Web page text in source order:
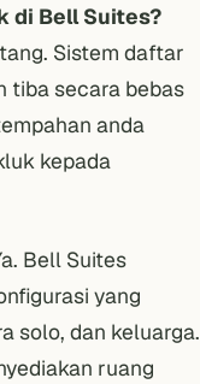
di Bell Suites?
Sistem daftar
tiba secara bebas
anda
kepada
Bell Suites
yang
solo, dan keluarga.
ruang